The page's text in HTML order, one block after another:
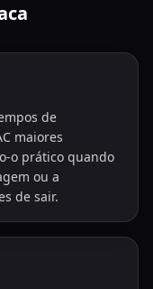
de
maiores
o prático quando
ou a
de sair.